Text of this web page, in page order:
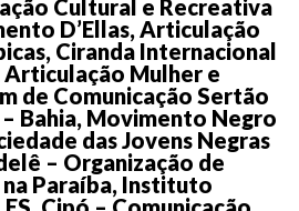
Cultural e Recreativa
D’Ellas, Articulação
Ciranda Internacional
Articulação Mulher e
de Comunicação Sertão
Bahia, Movimento Negro
das Jovens Negras
– Organização de
Paraíba, Instituto